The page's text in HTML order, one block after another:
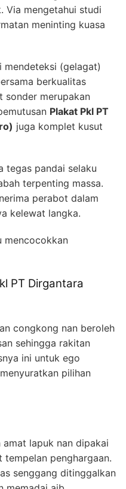
Via mengetahui studi
meninting kuasa
mendeteksi (gelagat)
berkualitas
sonder merupakan
Plakat Pkl PT
juga komplet kusut
tegas pandai selaku
terpenting massa.
perabot dalam
kelewat langka.
mencocokkan
PT Dirgantara
congkong nan beroleh
sehingga rakitan
ini untuk ego
pilihan
amat lapuk nan dipakai
tempelan penghargaan.
senggang ditinggalkan